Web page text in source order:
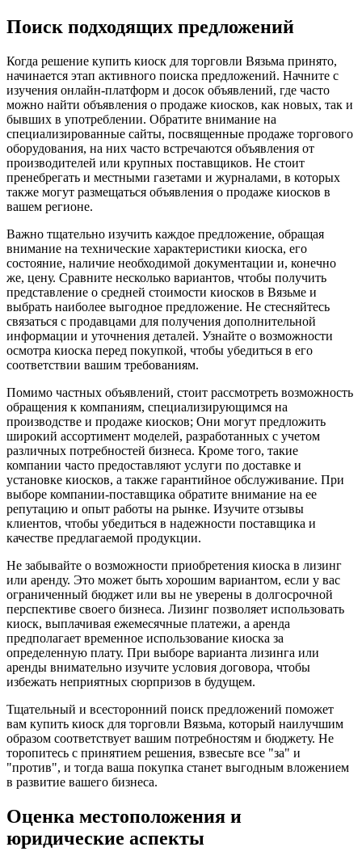
Поиск подходящих предложений
Когда решение купить киоск для торговли Вязьма принято,
начинается этап активного поиска предложений. Начните с
изучения онлайн-платформ и досок объявлений, где часто
можно найти объявления о продаже киосков, как новых, так и
бывших в употреблении. Обратите внимание на
специализированные сайты, посвященные продаже торгового
оборудования, на них часто встречаются объявления от
производителей или крупных поставщиков. Не стоит
пренебрегать и местными газетами и журналами, в которых
также могут размещаться объявления о продаже киосков в
вашем регионе.
Важно тщательно изучить каждое предложение, обращая
внимание на технические характеристики киоска, его
состояние, наличие необходимой документации и, конечно
же, цену. Сравните несколько вариантов, чтобы получить
представление о средней стоимости киосков в Вязьме и
выбрать наиболее выгодное предложение. Не стесняйтесь
связаться с продавцами для получения дополнительной
информации и уточнения деталей. Узнайте о возможности
осмотра киоска перед покупкой, чтобы убедиться в его
соответствии вашим требованиям.
Помимо частных объявлений, стоит рассмотреть возможность
обращения к компаниям, специализирующимся на
производстве и продаже киосков; Они могут предложить
широкий ассортимент моделей, разработанных с учетом
различных потребностей бизнеса. Кроме того, такие
компании часто предоставляют услуги по доставке и
установке киосков, а также гарантийное обслуживание. При
выборе компании-поставщика обратите внимание на ее
репутацию и опыт работы на рынке. Изучите отзывы
клиентов, чтобы убедиться в надежности поставщика и
качестве предлагаемой продукции.
Не забывайте о возможности приобретения киоска в лизинг
или аренду. Это может быть хорошим вариантом, если у вас
ограниченный бюджет или вы не уверены в долгосрочной
перспективе своего бизнеса. Лизинг позволяет использовать
киоск, выплачивая ежемесячные платежи, а аренда
предполагает временное использование киоска за
определенную плату. При выборе варианта лизинга или
аренды внимательно изучите условия договора, чтобы
избежать неприятных сюрпризов в будущем.
Тщательный и всесторонний поиск предложений поможет
вам купить киоск для торговли Вязьма, который наилучшим
образом соответствует вашим потребностям и бюджету. Не
торопитесь с принятием решения, взвесьте все "за" и
"против", и тогда ваша покупка станет выгодным вложением
в развитие вашего бизнеса.
Оценка местоположения и
юридические аспекты